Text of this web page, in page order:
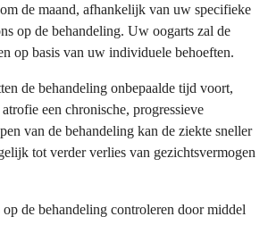
de maand, afhankelijk van uw specifieke
op de behandeling. Uw oogarts zal de
op basis van uw individuele behoeften.
de behandeling onbepaalde tijd voort,
een chronische, progressieve
van de behandeling kan de ziekte sneller
tot verder verlies van gezichtsvermogen
de behandeling controleren door middel